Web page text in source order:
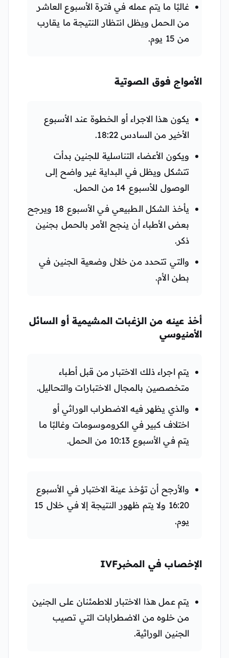
غالبًا ما يتم عمله في فترة الأسبوع العاشر
من الحمل ويظل انتظار النتيجة ما يقارب
من 15 يوم.
الأمواج فوق الصوتية
يكون هذا الاجراء أو الخطوة عند الأسبوع
الأخير من السادس 18:22.
ويكون الأعضاء التناسلية للجنين بدأت
تتشكل ويظل في البداية غير واضح إلى
الوصول للأسبوع 14 من الحمل.
يأخذ الشكل الطبيعي في الأسبوع 18 ويرجح
بعض الأطباء أن ينجح الأمر بالحمل بجنين
ذكر.
والتي تتحدد من خلال وضعية الجنين في
بطن الأم.
أخذ عينه من الزغبات المشيمية أو السائل
الأمنيوسي
يتم اجراء ذلك الاختبار من قبل أطباء
متخصصين بالمجال الاختبارات والتحاليل.
والذي يظهر فيه الاضطراب الوراثي أو
اختلاف كبير في الكروموسومات وغالبًا ما
يتم في الأسبوع 10:13 من الحمل.
والأرجح أن تؤخذ عينة الاختبار في الأسبوع
16:20 ولا يتم ظهور النتيجة إلا في خلال 15
يوم.
الإخصاب في المخبرIVF
يتم عمل هذا الاختبار للاطمئنان على الجنين
من خلوه من الاضطرابات التي تصيب
الجنين الوراثية.